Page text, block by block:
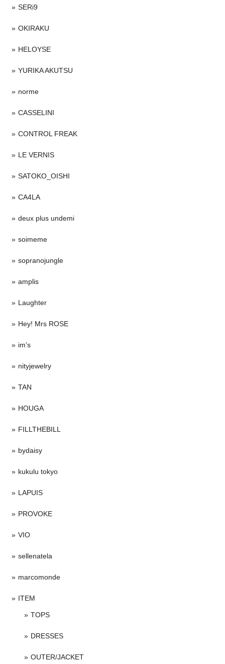
SERi9
OKIRAKU
HELOYSE
YURIKA AKUTSU
norme
CASSELINI
CONTROL FREAK
LE VERNIS
SATOKO_OISHI
CA4LA
deux plus undemi
soimeme
sopranojungle
amplis
Laughter
Hey! Mrs ROSE
im's
nityjewelry
TAN
HOUGA
FILLTHEBILL
bydaisy
kukulu tokyo
LAPUIS
PROVOKE
VIO
sellenatela
marcomonde
ITEM
TOPS
DRESSES
OUTER/JACKET